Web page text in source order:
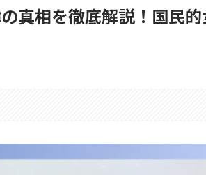
真相を徹底解説！国民